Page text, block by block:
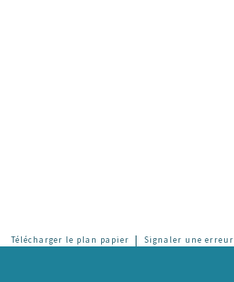
Télécharger le plan papier | Signaler une erreur